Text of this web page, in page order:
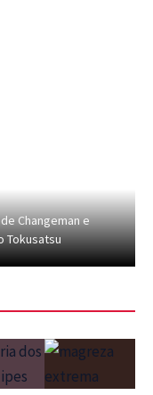
de Changeman e
Tokusatsu